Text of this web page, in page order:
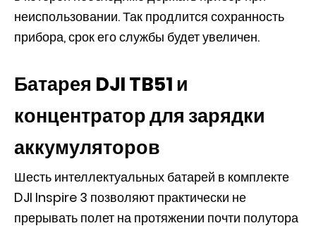
неиспользовании. Так продлится сохранность
прибора, срок его службы будет увеличен.
Батарея DJI TB51 и
концентратор для зарядки
аккумуляторов
Шесть интеллектуальных батарей в комплекте
DJI Inspire 3 позволяют практически не
прерывать полет на протяжении почти полутора